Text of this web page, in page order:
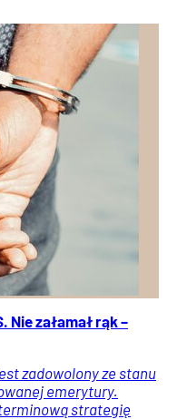
Nie załamał rąk –
zadowolony ze stanu
emerytury.
strategię